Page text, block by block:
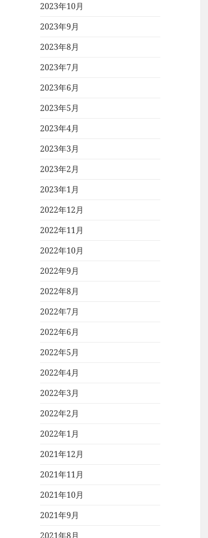
2023年10月
2023年9月
2023年8月
2023年7月
2023年6月
2023年5月
2023年4月
2023年3月
2023年2月
2023年1月
2022年12月
2022年11月
2022年10月
2022年9月
2022年8月
2022年7月
2022年6月
2022年5月
2022年4月
2022年3月
2022年2月
2022年1月
2021年12月
2021年11月
2021年10月
2021年9月
2021年8月